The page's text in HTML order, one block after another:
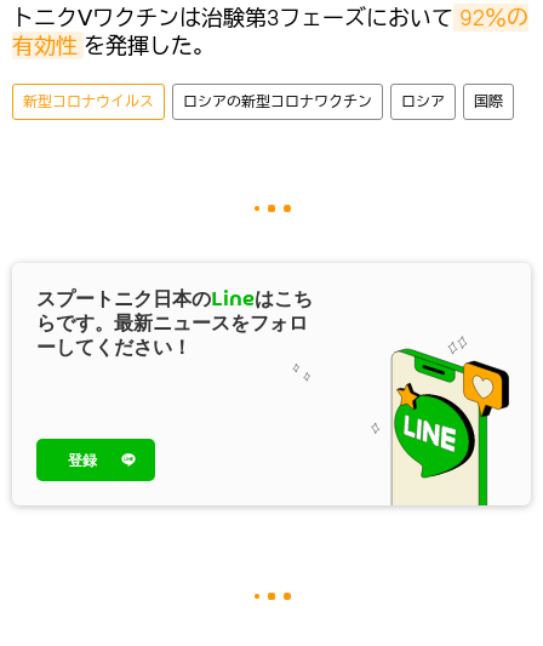
トニクⅤワクチンは治験第3フェーズにおいて 92％の
有効性 を発揮した。
新型コロナウイルス ロシアの新型コロナワクチン ロシア 国際
スプートニク日本のLineはこち
らです。最新ニュースをフォロ
ーしてください！
登録